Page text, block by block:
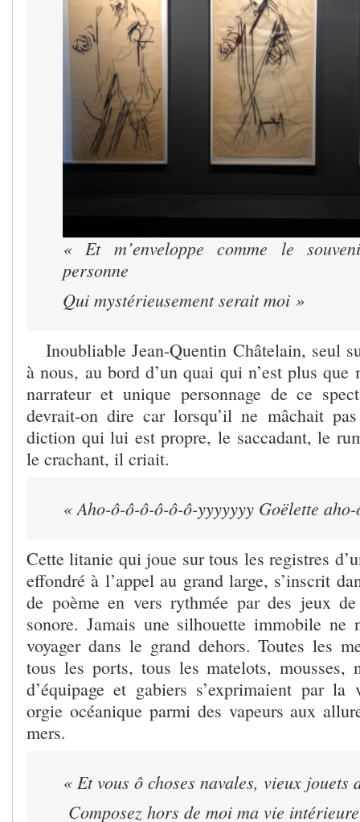
« Et m’enveloppe comme le
personne
Qui mystérieusement serait moi »
Inoubliable Jean-Quentin Châtelain, seul
à nous, au bord d’un quai qui n’est plus
narrateur et unique personnage de ce
devrait-on dire car lorsqu’il ne mâchait
diction qui lui est propre, le saccadant, le
le crachant, il criait.
« Aho-ô-ô-ô-ô-ô-ô-yyyyyyy Goëlette
Cette litanie qui joue sur tous les registres
effondré à l’appel au grand large, s’inscrit
de poème en vers rythmée par des jeux
sonore. Jamais une silhouette immobile ne
voyager dans le grand dehors. Toutes les
tous les ports, tous les matelots, mousses,
d’équipage et gabiers s’exprimaient par
orgie océanique parmi des vapeurs aux
mers.
« Et vous ô choses navales, vieux jouets
Composez hors de moi ma vie